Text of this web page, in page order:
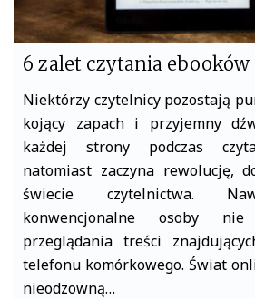
6 zalet czytania ebooków
Niektórzy czytelnicy pozostają
kojący zapach i przyjemny
każdej strony podczas
natomiast zaczyna rewolucję,
świecie czytelnictwa.
konwencjonalne osoby
przeglądania treści
telefonu komórkowego. Świat
nieodzowną…